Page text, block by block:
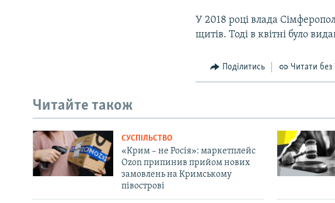
У 2018 році влада
щитів. Тоді в квітні було
Поділитись Читати без
Читайте також
СУСПІЛЬСТВО
«Крим – не Росія»: маркетплейс
Ozon припинив прийом нових
замовлень на Кримському
півострові